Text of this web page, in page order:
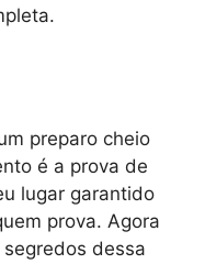
preparo cheio
é a prova de
lugar garantido
prova. Agora
dessa